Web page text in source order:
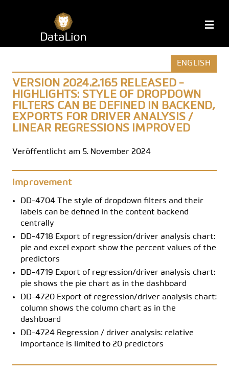
ENGLISH
VERSION 2024.2.165 RELEASED -
HIGHLIGHTS: STYLE OF DROPDOWN
FILTERS CAN BE DEFINED IN BACKEND,
EXPORTS FOR DRIVER ANALYSIS /
LINEAR REGRESSIONS IMPROVED
Veröffentlicht am 5. November 2024
Improvement
DD-4704 The style of dropdown filters and their
labels can be defined in the content backend
centrally
DD-4718 Export of regression/driver analysis chart:
pie and excel export show the percent values of the
predictors
DD-4719 Export of regression/driver analysis chart:
pie shows the pie chart as in the dashboard
DD-4720 Export of regression/driver analysis chart:
column shows the column chart as in the
dashboard
DD-4724 Regression / driver analysis: relative
importance is limited to 20 predictors